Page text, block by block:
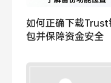
如何正确下载Trust
包并保障资金安全